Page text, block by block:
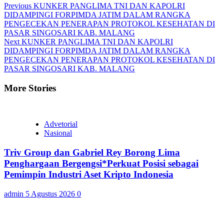
Continue
Reading
Previous KUNKER PANGLIMA TNI DAN KAPOLRI
DIDAMPINGI FORPIMDA JATIM DALAM RANGKA
PENGECEKAN PENERAPAN PROTOKOL KESEHATAN DI
PASAR SINGOSARI KAB. MALANG
Next KUNKER PANGLIMA TNI DAN KAPOLRI
DIDAMPINGI FORPIMDA JATIM DALAM RANGKA
PENGECEKAN PENERAPAN PROTOKOL KESEHATAN DI
PASAR SINGOSARI KAB. MALANG
More Stories
Advetorial
Nasional
Triv Group dan Gabriel Rey Borong Lima
Penghargaan Bergengsi*Perkuat Posisi sebagai
Pemimpin Industri Aset Kripto Indonesia
admin 5 Agustus 2026 0